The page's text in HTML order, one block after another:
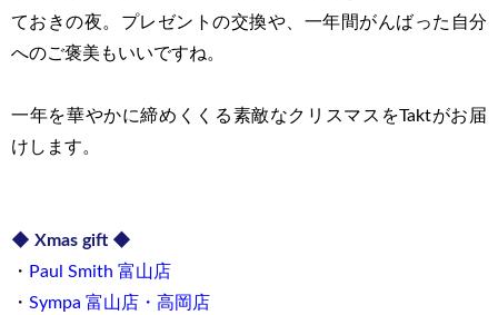
ておきの夜。プレゼントの交換や、一年間がんばった自分
へのご褒美もいいですね。
一年を華やかに締めくくる素敵なクリスマスをTaktがお届
けします。
◆ Xmas gift ◆
・ Paul Smith 富山店
・ Sympa 富山店・高岡店